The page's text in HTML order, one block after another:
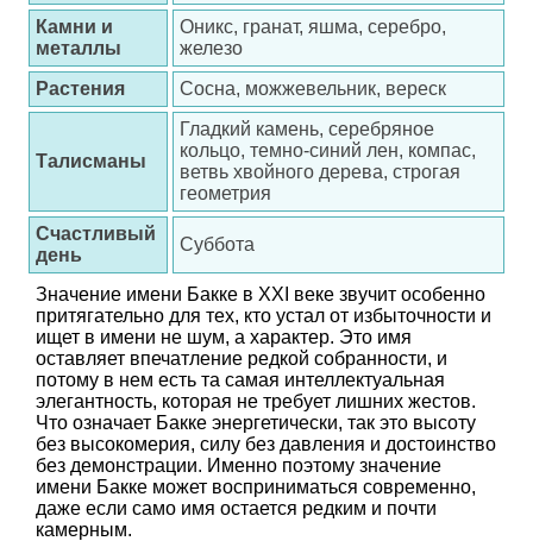
Камни и
металлы
Оникс, гранат, яшма, серебро,
железо
Растения
Сосна, можжевельник, вереск
Талисманы
Гладкий камень, серебряное
кольцо, темно-синий лен, компас,
ветвь хвойного дерева, строгая
геометрия
Счастливый
день
Суббота
Значение имени Бакке в XXI веке звучит особенно
притягательно для тех, кто устал от избыточности и
ищет в имени не шум, а характер. Это имя
оставляет впечатление редкой собранности, и
потому в нем есть та самая интеллектуальная
элегантность, которая не требует лишних жестов.
Что означает Бакке энергетически, так это высоту
без высокомерия, силу без давления и достоинство
без демонстрации. Именно поэтому значение
имени Бакке может восприниматься современно,
даже если само имя остается редким и почти
камерным.